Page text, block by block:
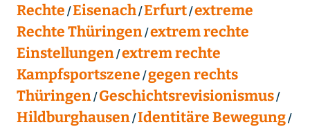
Rechte Eisenach Erfurt extreme
Rechte Thüringen extrem rechte
Einstellungen extrem rechte
Kampfsportszene gegen rechts
Thüringen Geschichtsrevisionismus
Hildburghausen Identitäre Bewegung